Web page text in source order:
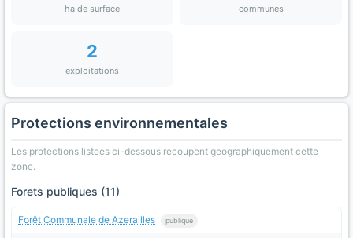
ha de surface communes
2
exploitations
Protections environnementales
Les protections listees ci-dessous recoupent geographiquement cette
zone.
Forets publiques (11)
Forêt Communale de Azerailles publique